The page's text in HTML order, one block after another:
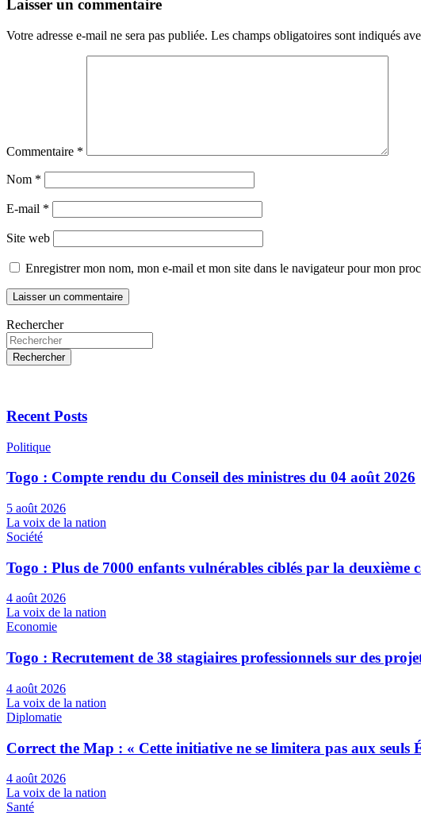
l’article
Laisser un commentaire
Votre adresse e-mail ne sera pas publiée. Les champs obligatoires sont indiqués
Commentaire *
Nom *
E-mail *
Site web
Enregistrer mon nom, mon e-mail et mon site dans le navigateur pour mon
Rechercher
Rechercher
Recent Posts
Politique
Togo : Compte rendu du Conseil des ministres du 04 août 2026
5 août 2026
La voix de la nation
Société
Togo : Plus de 7000 enfants vulnérables ciblés par la deuxième
4 août 2026
La voix de la nation
Economie
Togo : Recrutement de 38 stagiaires professionnels sur des
4 août 2026
La voix de la nation
Diplomatie
Correct the Map : « Cette initiative ne se limitera pas aux seuls
4 août 2026
La voix de la nation
Santé